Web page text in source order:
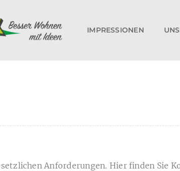
IMPRESSIONEN
Anforderungen. Hier finden Sie